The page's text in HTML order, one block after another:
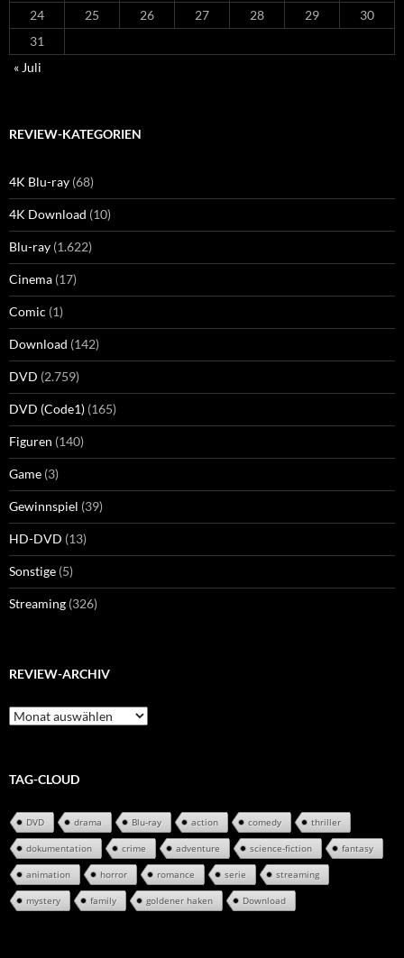
24
25 26 27 28 29
30
31
« Juli
REVIEW-KATEGORIEN
4K Blu-ray (68)
4K Download (10)
Blu-ray (1.622)
Cinema (17)
Comic (1)
Download (142)
DVD (2.759)
DVD (Code1) (165)
Figuren (140)
Game (3)
Gewinnspiel (39)
HD-DVD (13)
Sonstige (5)
Streaming (326)
REVIEW-ARCHIV
Review-
Archiv
TAG-CLOUD
DVD drama Blu-ray action comedy thriller
dokumentation crime adventure science-fiction fantasy
animation horror romance serie streaming
mystery family goldener haken Download